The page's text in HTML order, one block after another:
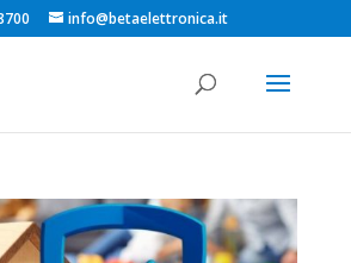
info@betaelettronica.it